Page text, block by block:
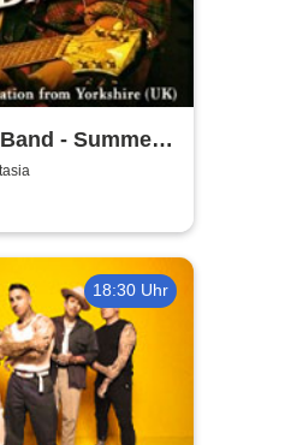
- Summer
18:30 Uhr